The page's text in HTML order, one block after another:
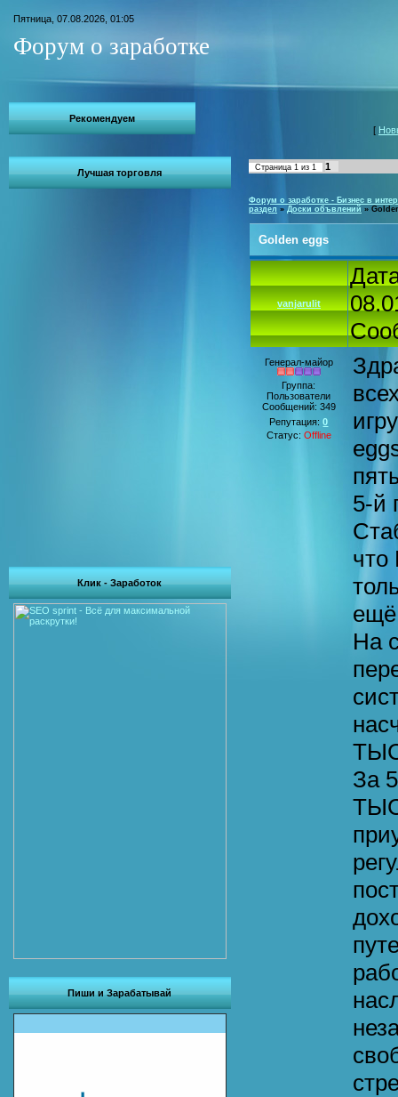
Пятница, 07.08.2026, 01:05
Форум о заработке
Рекомендуем
Лучшая торговля
Клик - Заработок
Пиши и Зарабатывай
[
Страница 1 из 1 1
Форум о заработке - Бизнес в
раздел » Доски объвлений »
Golden eggs
vanjarulit
Генерал-майор
Группа:
Пользователи
Сообщений: 349
Репутация:0
Статус: Offline
5-й
На
За